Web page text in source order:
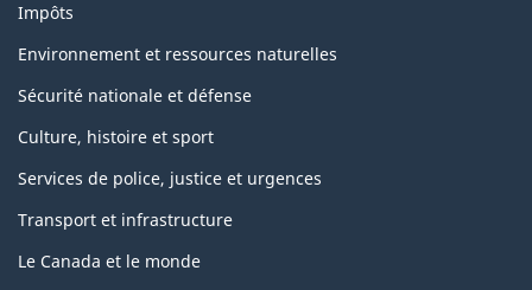
Impôts
Environnement et ressources naturelles
Sécurité nationale et défense
Culture, histoire et sport
Services de police, justice et urgences
Transport et infrastructure
Le Canada et le monde